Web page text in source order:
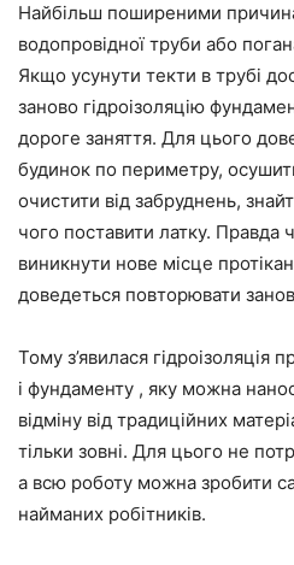
Найбільш поширеними
водопровідної труби або
Якщо усунути текти в трубі
заново гідроізоляцію
дороге заняття. Для цього
будинок по периметру,
очистити від забруднень,
чого поставити латку. Правда
виникнути нове місце
доведеться повторювати
Тому з’явилася гідроізоляція
і фундаменту , яку можна
відміну від традиційних
тільки зовні. Для цього не
а всю роботу можна зробити
найманих робітників.